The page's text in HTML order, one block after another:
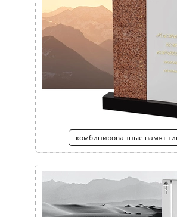
комбинированные